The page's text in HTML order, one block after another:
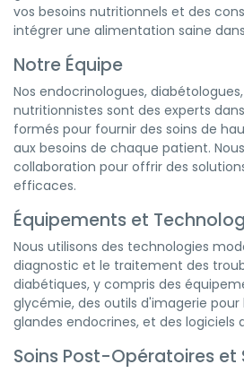
vos besoins nutritionnels et des
intégrer une alimentation saine
Notre Équipe
Nos endocrinologues,
nutritionnistes sont des experts
formés pour fournir des soins de
aux besoins de chaque patient.
collaboration pour offrir des
efficaces.
Équipements et
Nous utilisons des technologies
diagnostic et le traitement des
diabétiques, y compris des
glycémie, des outils d'imagerie pour
glandes endocrines, et des logiciels
Soins Post-Opératoires et